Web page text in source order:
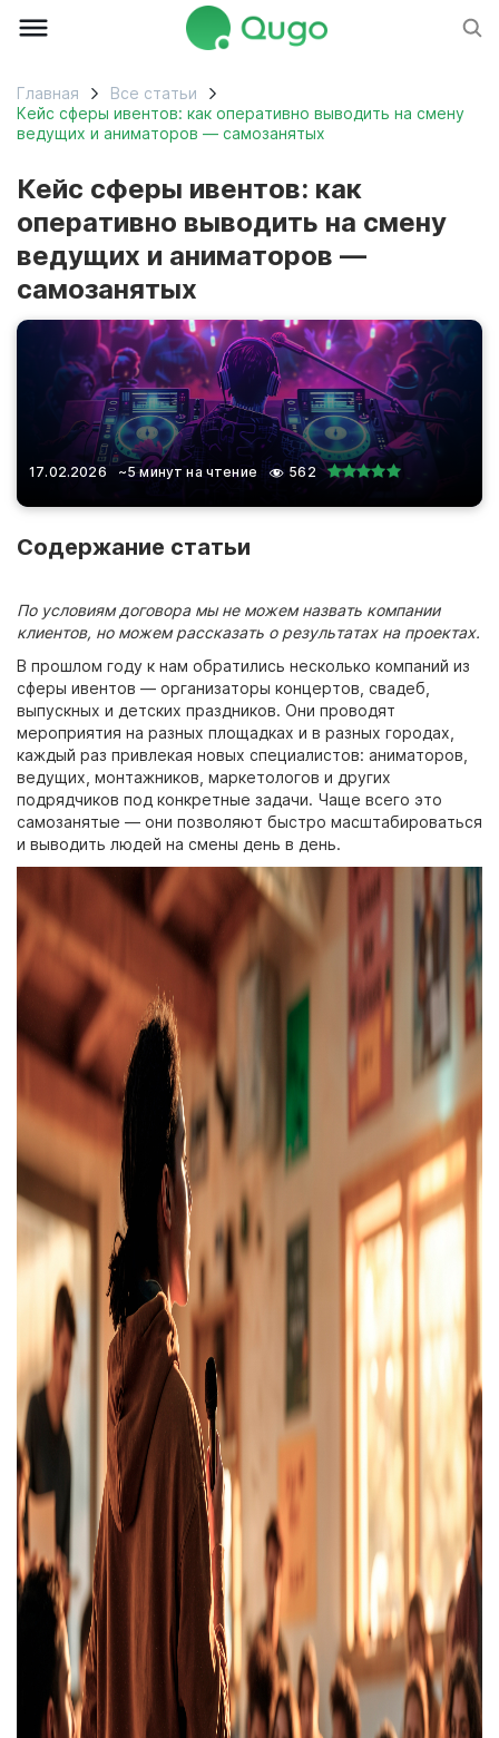
Главная
Все статьи
Кейс сферы ивентов: как оперативно выводить на смену
ведущих и аниматоров — самозанятых
Кейс сферы ивентов: как
оперативно выводить на смену
ведущих и аниматоров —
самозанятых
17.02.2026 ~5 минут на чтение 562
Содержание статьи
По условиям договора мы не можем назвать компании
клиентов, но можем рассказать о результатах на проектах.
В прошлом году к нам обратились несколько компаний из
сферы ивентов — организаторы концертов, свадеб,
выпускных и детских праздников. Они проводят
мероприятия на разных площадках и в разных городах,
каждый раз привлекая новых специалистов: аниматоров,
ведущих, монтажников, маркетологов и других
подрядчиков под конкретные задачи. Чаще всего это
самозанятые — они позволяют быстро масштабироваться
и выводить людей на смены день в день.